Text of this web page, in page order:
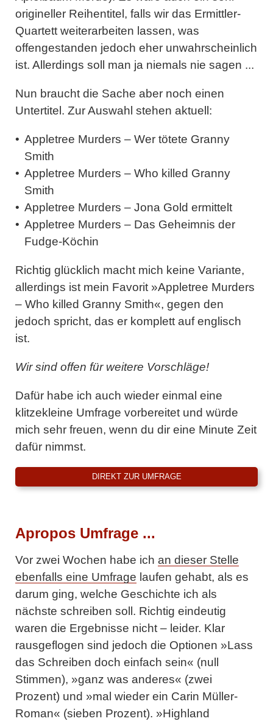
origineller Reihentitel, falls wir das Ermittler-
Quartett weiterarbeiten lassen, was
offengestanden jedoch eher unwahrscheinlich
ist. Allerdings soll man ja niemals nie sagen ...
Nun braucht die Sache aber noch einen
Untertitel. Zur Auswahl stehen aktuell:
Appletree Murders – Wer tötete Granny
Smith
Appletree Murders – Who killed Granny
Smith
Appletree Murders – Jona Gold ermittelt
Appletree Murders – Das Geheimnis der
Fudge-Köchin
Richtig glücklich macht mich keine Variante,
allerdings ist mein Favorit »Appletree Murders
– Who killed Granny Smith«, gegen den
jedoch spricht, das er komplett auf englisch
ist.
Wir sind offen für weitere Vorschläge!
Dafür habe ich auch wieder einmal eine
klitzekleine Umfrage vorbereitet und würde
mich sehr freuen, wenn du dir eine Minute Zeit
dafür nimmst.
DIREKT ZUR UMFRAGE
Apropos Umfrage ...
Vor zwei Wochen habe ich an dieser Stelle
ebenfalls eine Umfrage laufen gehabt, als es
darum ging, welche Geschichte ich als
nächste schreiben soll. Richtig eindeutig
waren die Ergebnisse nicht – leider. Klar
rausgeflogen sind jedoch die Optionen »Lass
das Schreiben doch einfach sein« (null
Stimmen), »ganz was anderes« (zwei
Prozent) und »mal wieder ein Carin Müller-
Roman« (sieben Prozent). »Highland